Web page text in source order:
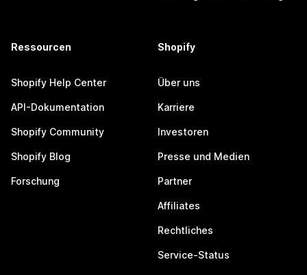
Ressourcen
Shopify Help Center
API-Dokumentation
Shopify Community
Shopify Blog
Forschung
Shopify
Über uns
Karriere
Investoren
Presse und Medien
Partner
Affiliates
Rechtliches
Service-Status